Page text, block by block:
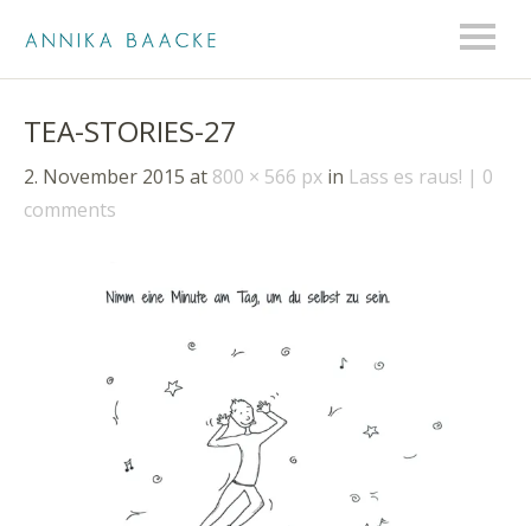
TEA-STORIES-27
2. November 2015 at 800 × 566 px in Lass es raus!
0
comments